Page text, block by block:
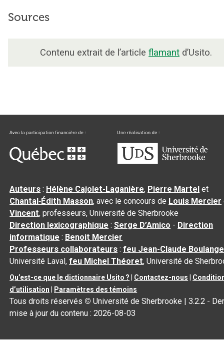
Sources
Contenu extrait de l’article flamant d’Usito.
Auteurs : Hélène Cajolet-Laganière, Pierre Martel et
Chantal‑Édith Masson, avec le concours de Louis Mercier
Vincent, professeurs, Université de Sherbrooke
Direction lexicographique :Serge D’Amico - Direction
informatique : Benoit Mercier
Professeurs collaborateurs :feu Jean-Claude
Université Laval,feu Michel Théoret, Université de
Qu’est-ce que le dictionnaire Usito ? Contactez-nous
d’utilisation
Paramètres des témoins
Tous droits réservés © Université de Sherbrooke |3.2.2 -
mise à jour du contenu :2026-08-03